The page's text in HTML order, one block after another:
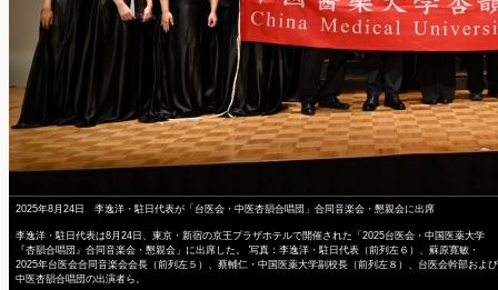
2025年8月24日 李逸洋・駐日代表が「台医会・中医杏韻合唱団」合同音楽会・懇親会に出席
李逸洋・駐日代表は8月24日、東京・新宿の京王プラザホテルで開催された「2025台医会・中国医薬大学
『杏韻合唱団』合同音楽会・懇親会」に出席した。 写真：李逸洋・駐日代表（前列左６）、蘇原寛敏・
2025年台医会合同音楽会会長（前列左５）、蔡輔仁・中国医薬大学副校長（前列左８）、台医会幹部および
中医杏韻合唱団の出演者ら。